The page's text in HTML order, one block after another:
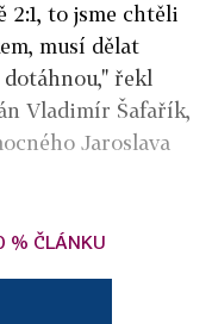
2:1, to jsme chtěli
musí dělat
řekl
Vladimír Šafařík,
Jaroslava
% ČLÁNKU